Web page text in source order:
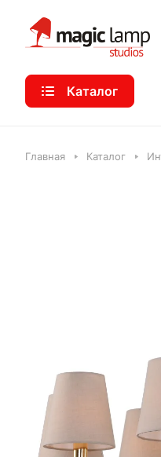
Каталог
Главная Каталог